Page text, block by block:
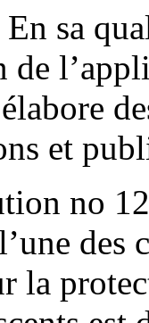
sa
de
et
no
des
la